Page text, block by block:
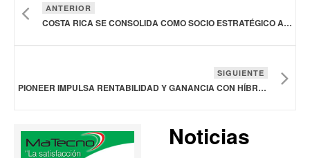
ANTERIOR
COSTA RICA SE CONSOLIDA COMO SOCIO ESTRATÉGICO A NIVEL MUNDIAL EN EXPORTACIONES AGRÍCOLAS Y ALIMENTARIAS
SIGUIENTE
PIONEER IMPULSA RENTABILIDAD Y GANANCIA CON HÍBRIDO DE MAÍZ BLANCO DESARROLLADO ESPECÍFICAMENTE PARA EL CAMPO SINALOENSE, EN MÉXICO
Noticias